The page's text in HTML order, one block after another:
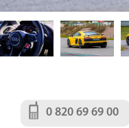
0 820 69 69 00